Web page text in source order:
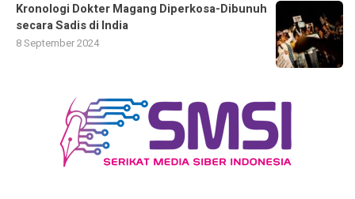
Kronologi Dokter Magang Diperkosa-Dibunuh
secara Sadis di India
8 September 2024